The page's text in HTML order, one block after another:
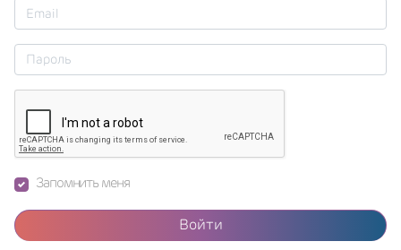
Запомнить меня
Войти